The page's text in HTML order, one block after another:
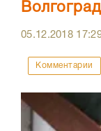
05.12.2018
Комментарии